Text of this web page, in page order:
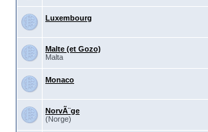
Luxembourg
Malte (et Gozo)
Malta
Monaco
NorvÃ¨ge
(Norge)